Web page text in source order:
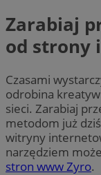
Zarabiaj
od strony
Czasami
odrobina
sieci. Zarabiaj
metodom już
witryny
narzędziem
stron www Zyro.